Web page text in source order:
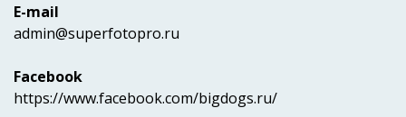
E-mail
admin@superfotopro.ru
Facebook
https://www.facebook.com/bigdogs.ru/